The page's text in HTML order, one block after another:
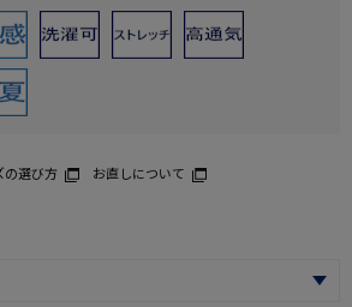
の選び方 お直しについて